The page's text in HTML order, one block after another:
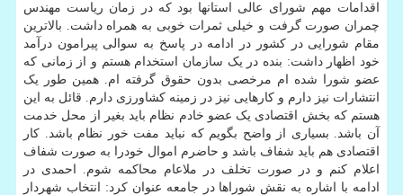
اقدامات مهم شورای عالی استانها بود که در زمان ریاست مهندس
چمران صورت گرفت و خیلی ثمرات خوبی به همراه داشت. بالاترین
مقام شورایی در کشور در ادامه در پاسخ به سوالی پیرامون درآمد
خود اظهار داشت: بنده در یک سازمان استخدام هستم و از زمانی که
عضو شورا شده ام مرخصی بدون حقوق گرفته ام. همین طور یک
انتشارات نیز دارم و کارهایی نیز در زمینه کشاورزی دارم. قائل به این
هستم که بخش اقتصادی یک عضو خادم نظام باید بغیر از محل خدمت
آن باشد. بسیاری از واضح بگویم که نباید مفت خور نظام باشد. کار
اقتصادی هم باید شفاف باشد و حاضرم اموال خودرا به صورت شفاف
اعلام کنم و در صورت تخلف در ملاعام محاکمه شوم. احمدی در
ادامه با اشاره به نقش شوراها در جامعه عنوان کرد: انتخاب شهردار